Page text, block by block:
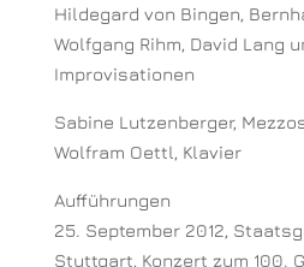
Hildegard von Bingen,
Wolfgang Rihm, David Lang
Improvisationen
Sabine Lutzenberger,
Wolfram Oettl, Klavier
Aufführungen
25. September 2012,
Stuttgart, Konzert zum 100.